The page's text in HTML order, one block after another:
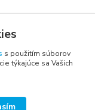
s použitím súborov
týkajúce sa Vašich